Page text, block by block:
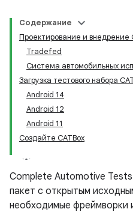
Содержание
Проектирование и внедрение
Tradefed
Система автомобильных
Загрузка тестового набора
Android 14
Android 12
Android 11
Создайте CATBox
Complete Automotive
пакет с открытым
необходимые фреймворки